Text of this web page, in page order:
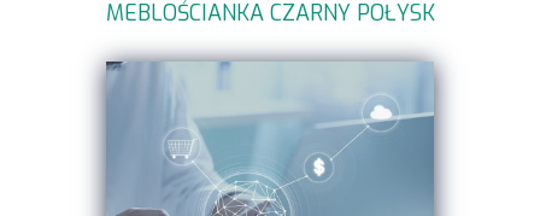
MEBLOŚCIANKA CZARNY POŁYSK